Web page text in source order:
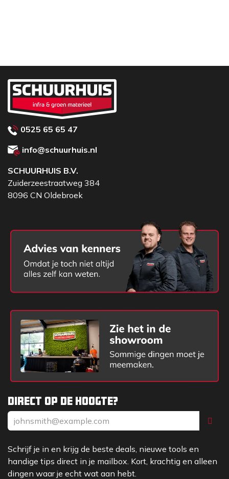
Direct op de hoogte?
Schrijf je in en krijg de beste deals, nieuwe tools en
handige tips direct in je mailbox. Kort, krachtig en alleen
dingen waar je echt wat aan hebt.
0525 65 65 47
info@schuurhuis.nl
SCHUURHUIS B.V.
Zuiderzeestraatweg 384
8096 CN Oldebroek